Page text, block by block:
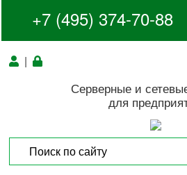
+7 (495) 374-70-88
|
Серверные и
для